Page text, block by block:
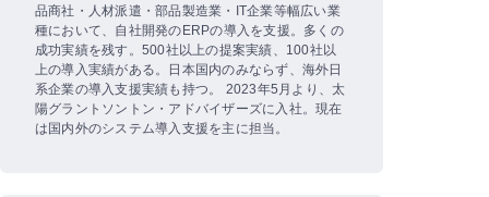
品商社・人材派遣・部品製造業・IT企業等幅広い業
種において、自社開発のERPの導入を支援。多くの
成功実績を残す。500社以上の提案実績、100社以
上の導入実績がある。日本国内のみならず、海外日
系企業の導入支援実績も持つ。 2023年5月より、太
陽グラントソントン・アドバイザーズに入社。現在
は国内外のシステム導入支援を主に担当。